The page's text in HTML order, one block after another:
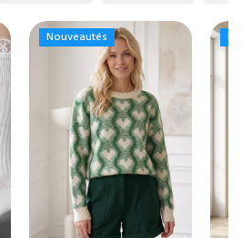
Nouveautés
Nouveautés